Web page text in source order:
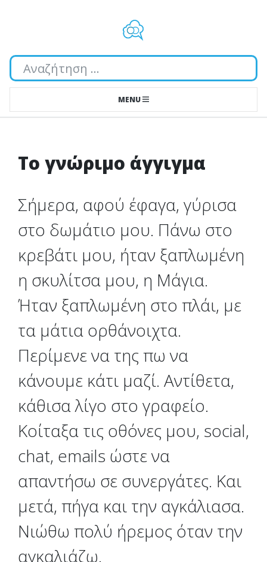
Αναζήτηση...
MENU
Το γνώριμο άγγιγμα
Σήμερα, αφού έφαγα, γύρισα
στο δωμάτιο μου. Πάνω στο
κρεβάτι μου, ήταν ξαπλωμένη
η σκυλίτσα μου, η Μάγια.
Ήταν ξαπλωμένη στο πλάι, με
τα μάτια ορθάνοιχτα.
Περίμενε να της πω να
κάνουμε κάτι μαζί. Αντίθετα,
κάθισα λίγο στο γραφείο.
Κοίταξα τις οθόνες μου, social,
chat, emails ώστε να
απαντήσω σε συνεργάτες. Και
μετά, πήγα και την αγκάλιασα.
Νιώθω πολύ ήρεμος όταν την
αγκαλιάζω.